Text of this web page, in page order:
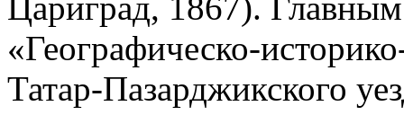
«Географическо-
Татар-Пазарджикского